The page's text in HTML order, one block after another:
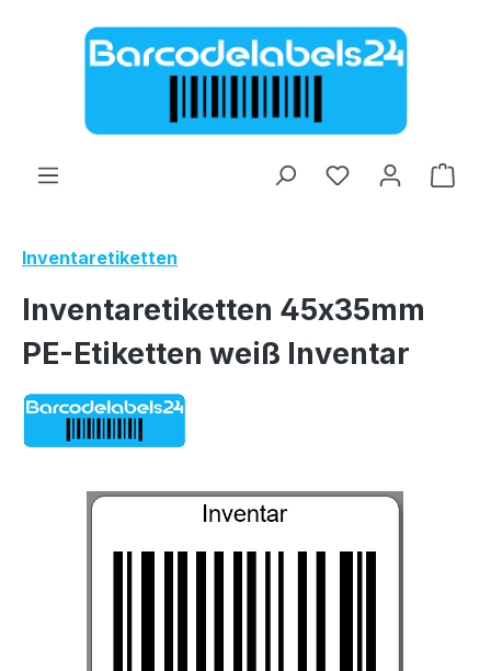
Zum Hauptinhalt springen
Inventaretiketten
Inventaretiketten 45x35mm
PE-Etiketten weiß Inventar
Bildergalerie überspringen